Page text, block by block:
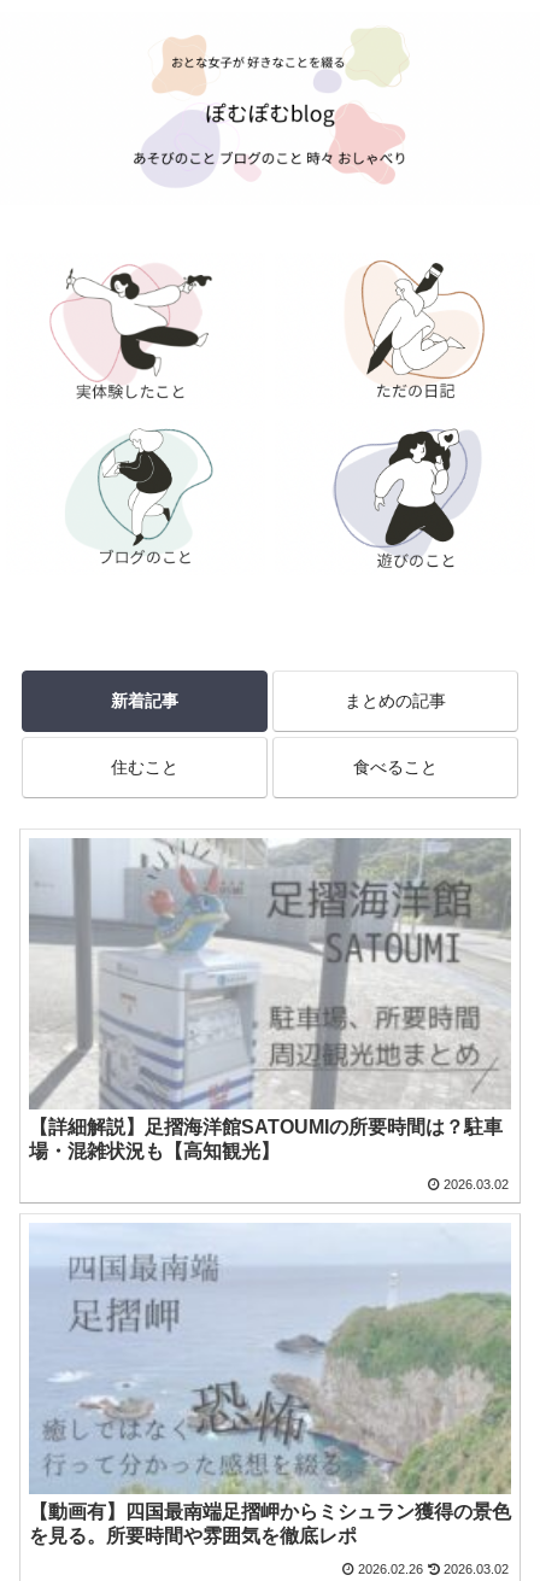
新着記事 まとめの記事
住むこと 食べること
【詳細解説】足摺海洋館SATOUMIの所要時間は？駐車
場・混雑状況も【高知観光】
2026.03.02
【動画有】四国最南端足摺岬からミシュラン獲得の景色
を見る。所要時間や雰囲気を徹底レポ
2026.02.26 2026.03.02